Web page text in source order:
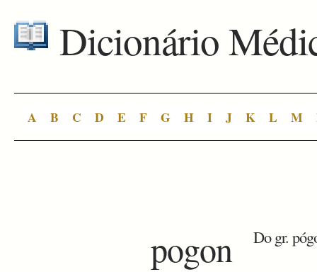
Dicionário
A B C D E F G H I J K L M
pogon Do gr.